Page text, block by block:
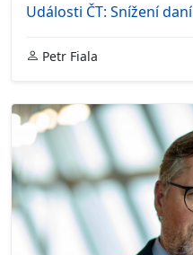
Události ČT: Snížení daní
Petr Fiala